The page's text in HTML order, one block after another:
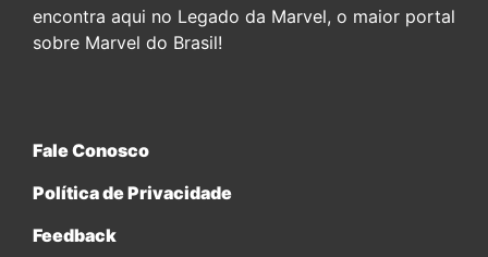
encontra aqui no Legado da Marvel, o maior portal
sobre Marvel do Brasil!
Fale Conosco
Política de Privacidade
Feedback